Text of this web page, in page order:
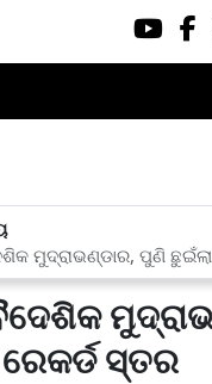
ମୁଦ୍ରାଭଣ୍ଡାର, ପୁଣି
ସ୍ତର